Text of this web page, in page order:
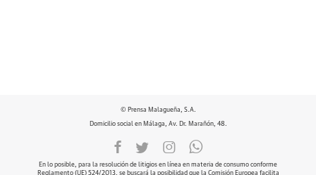
© Prensa Malagueña, S.A.
Domicilio social en Málaga, Av. Dr. Marañón, 48.
En lo posible, para la resolución de litigios en línea en materia de consumo conforme
Reglamento (UE) 524/2013, se buscará la posibilidad que la Comisión Europea facilita